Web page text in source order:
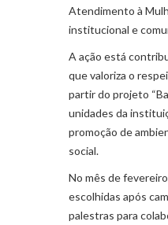
Atendimento à
institucional e
A ação está
que valoriza o
partir do projeto
unidades da
promoção de
social.
No mês de
escolhidas após
palestras para